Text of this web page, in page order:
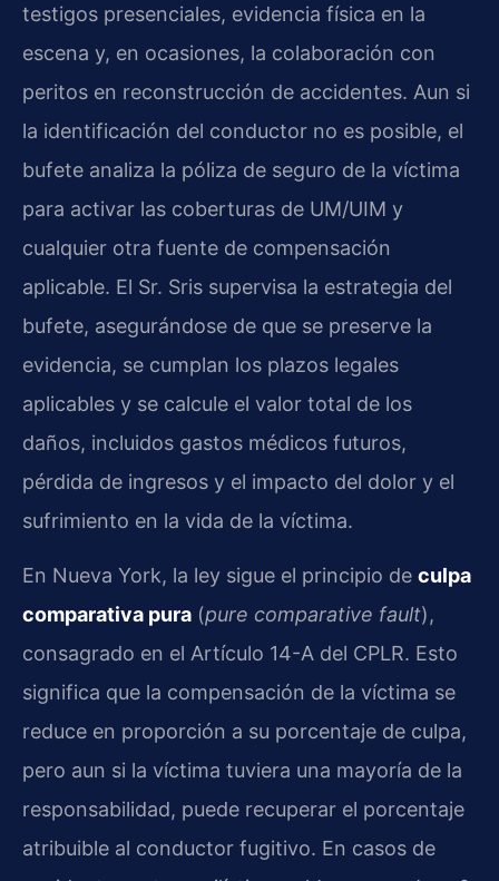
testigos presenciales, evidencia física en la
escena y, en ocasiones, la colaboración con
peritos en reconstrucción de accidentes. Aun si
la identificación del conductor no es posible, el
bufete analiza la póliza de seguro de la víctima
para activar las coberturas de UM/UIM y
cualquier otra fuente de compensación
aplicable. El Sr. Sris supervisa la estrategia del
bufete, asegurándose de que se preserve la
evidencia, se cumplan los plazos legales
aplicables y se calcule el valor total de los
daños, incluidos gastos médicos futuros,
pérdida de ingresos y el impacto del dolor y el
sufrimiento en la vida de la víctima.
En Nueva York, la ley sigue el principio de culpa
comparativa pura (pure comparative fault),
consagrado en el Artículo 14-A del CPLR. Esto
significa que la compensación de la víctima se
reduce en proporción a su porcentaje de culpa,
pero aun si la víctima tuviera una mayoría de la
responsabilidad, puede recuperar el porcentaje
atribuible al conductor fugitivo. En casos de